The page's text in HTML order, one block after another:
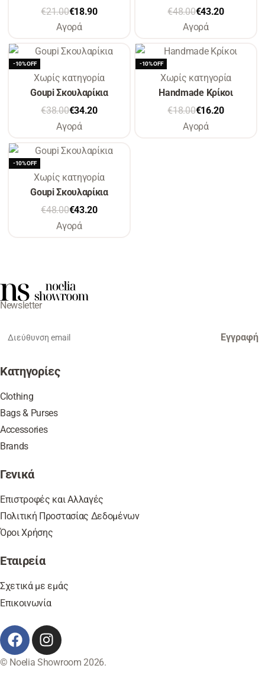
€21.00€18.90
Αγορά
€48.00€43.20
Αγορά
-10% OFF
Χωρίς κατηγορία
Goupi Σκουλαρίκια
€38.00€34.20
Αγορά
-10% OFF
Χωρίς κατηγορία
Handmade Κρίκοι
€18.00€16.20
Αγορά
-10% OFF
Χωρίς κατηγορία
Goupi Σκουλαρίκια
€48.00€43.20
Αγορά
Newsletter
Εγγραφή
Κατηγορίες
Clothing
Bags & Purses
Accessories
Brands
Γενικά
Επιστροφές και Αλλαγές
Πολιτική Προστασίας Δεδομένων
Όροι Χρήσης
Εταιρεία
Σχετικά με εμάς
Επικοινωνία
© Noelia Showroom 2026.